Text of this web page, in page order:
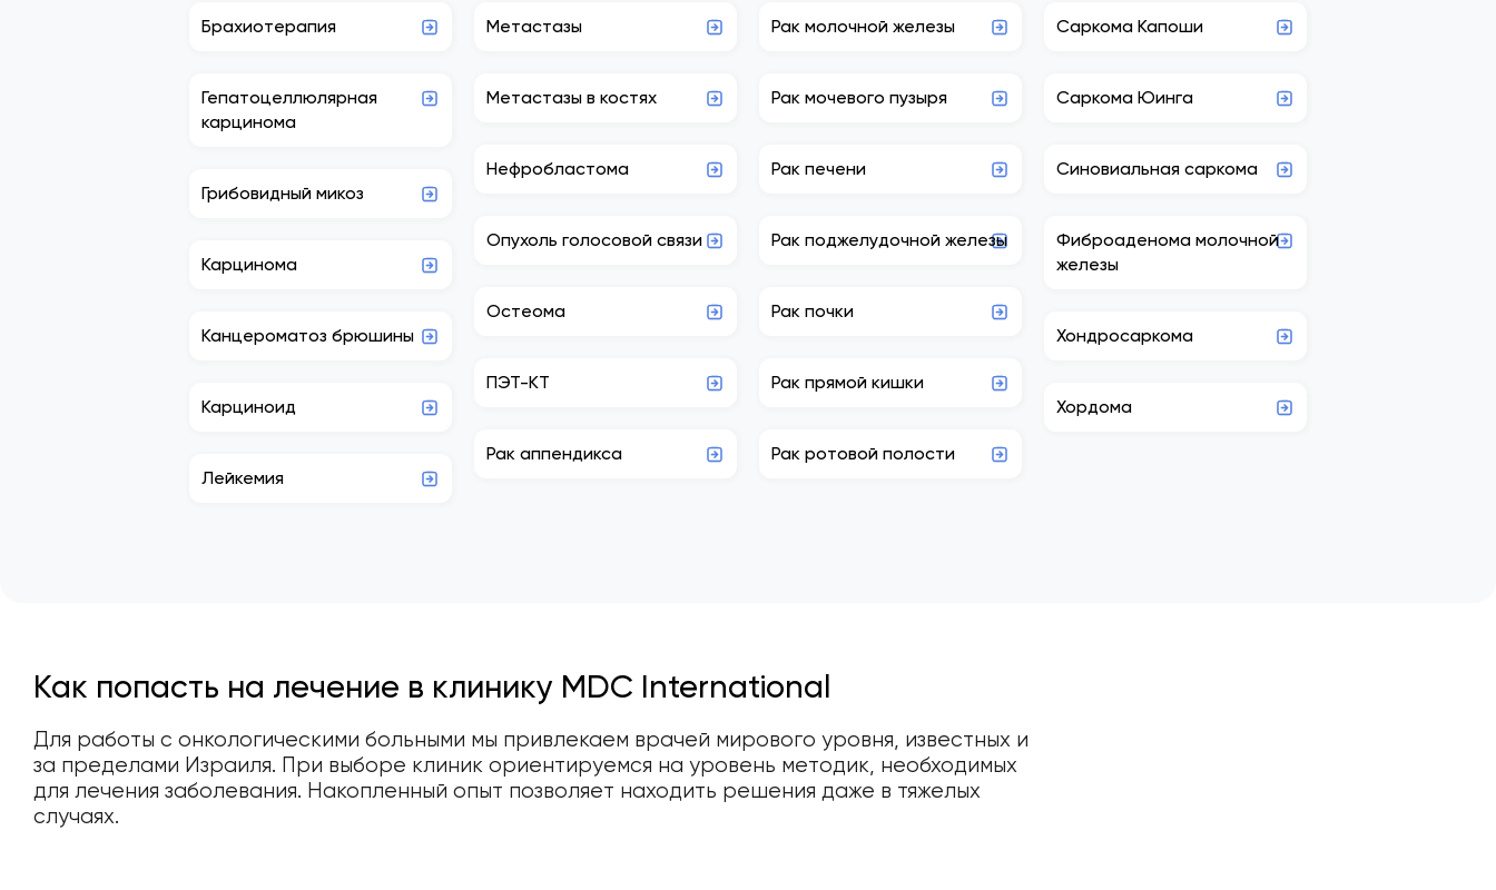
Брахиотерапия
Гепатоцеллюлярная
карцинома
Грибовидный микоз
Карцинома
Канцероматоз брюшины
Карциноид
Лейкемия
Метастазы
Метастазы в костях
Нефробластома
Опухоль голосовой связи
Остеома
ПЭТ-КТ
Рак аппендикса
Рак молочной железы
Рак мочевого пузыря
Рак печени
Рак поджелудочной железы
Рак почки
Рак прямой кишки
Рак ротовой полости
Саркома Капоши
Саркома Юинга
Синовиальная саркома
Фиброаденома молочной
железы
Хондросаркома
Хордома
Как попасть на лечение в клинику MDC International
Для работы с онкологическими больными мы привлекаем врачей мирового уровня, известных и
за пределами Израиля. При выборе клиник ориентируемся на уровень методик, необходимых
для лечения заболевания. Накопленный опыт позволяет находить решения даже в тяжелых
случаях.